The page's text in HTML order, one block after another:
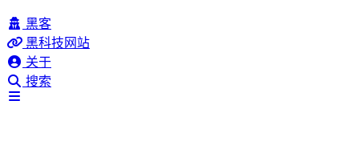
黑客
黑科技网站
关于
搜索